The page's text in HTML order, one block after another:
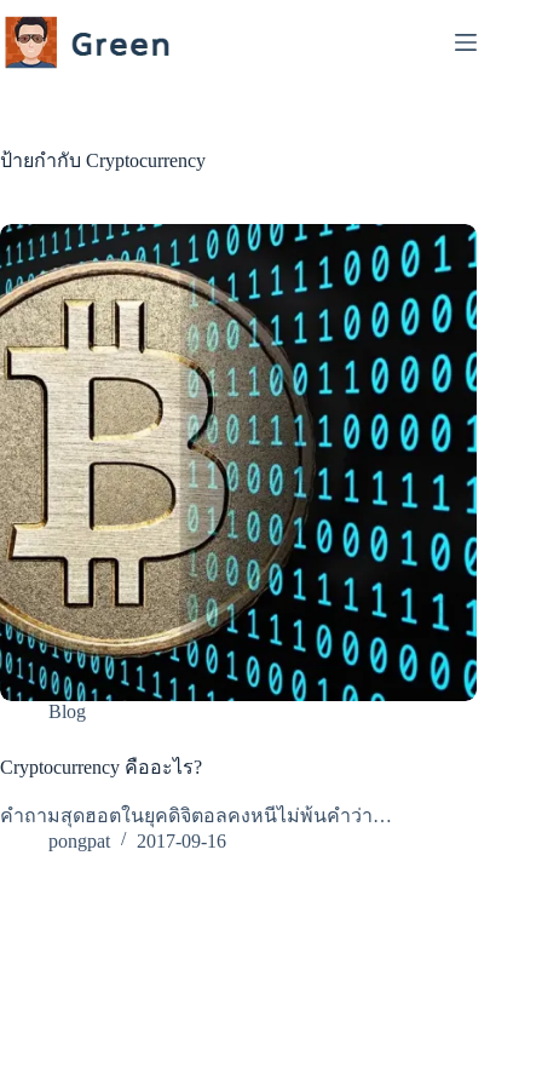
to
content
ป้ายกำกับ Cryptocurrency
Blog
Cryptocurrency คืออะไร?
คำถามสุดฮอตในยุคดิจิตอลคงหนีไม่พ้นคำว่า…
pongpat
2017-09-16